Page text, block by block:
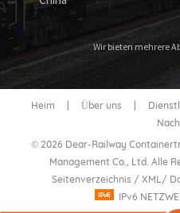
Wir bieten mehrere
Heim | Über uns |
© 2026 Dear-Railway
Management Co., Ltd. Alle
Seitenverzeichnis / XML /
IPv6